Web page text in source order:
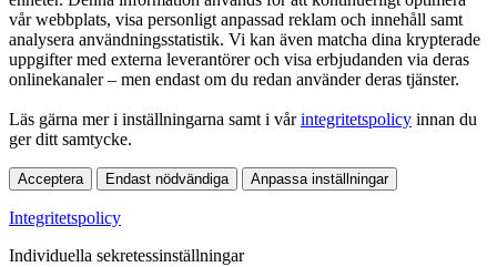
vår webbplats, visa personligt anpassad reklam och innehåll samt
analysera användningsstatistik. Vi kan även matcha dina krypterade
uppgifter med externa leverantörer och visa erbjudanden via deras
onlinekanaler – men endast om du redan använder deras tjänster.
Läs gärna mer i inställningarna samt i vårintegritetspolicy innan du
ger ditt samtycke.
Acceptera Endast nödvändiga Anpassa inställningar
Integritetspolicy
Individuella sekretessinställningar